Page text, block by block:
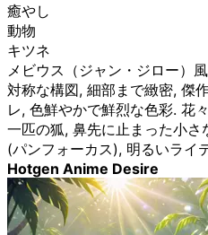
癒やし
動物
キツネ
メビウス（ジャン・ジロー）
対称な構図, 細部まで緻密, 傑
レ, 色鮮やかで鮮烈な色彩. 花
一匹の狐, 鼻先に止まった小
(パンフォーカス), 明るいライ
Hotgen Anime Desire